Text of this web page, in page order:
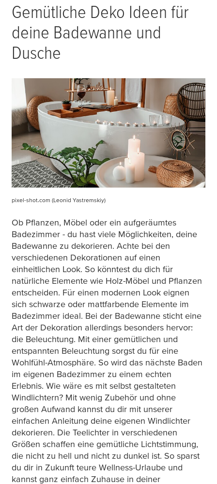
Gemütliche Deko Ideen für
deine Badewanne und
Dusche
pixel-shot.com (Leonid Yastremskiy)
Ob Pflanzen, Möbel oder ein aufgeräumtes
Badezimmer - du hast viele Möglichkeiten, deine
Badewanne zu dekorieren. Achte bei den
verschiedenen Dekorationen auf einen
einheitlichen Look. So könntest du dich für
natürliche Elemente wie Holz-Möbel und Pflanzen
entscheiden. Für einen modernen Look eignen
sich schwarze oder mattfarbende Elemente im
Badezimmer ideal. Bei der Badewanne sticht eine
Art der Dekoration allerdings besonders hervor:
die Beleuchtung. Mit einer gemütlichen und
entspannten Beleuchtung sorgst du für eine
Wohlfühl-Atmosphäre. So wird das nächste Baden
im eigenen Badezimmer zu einem echten
Erlebnis. Wie wäre es mit selbst gestalteten
Windlichtern? Mit wenig Zubehör und ohne
großen Aufwand kannst du dir mit unserer
einfachen Anleitung deine eigenen Windlichter
dekorieren. Die Teelichter in verschiedenen
Größen schaffen eine gemütliche Lichtstimmung,
die nicht zu hell und nicht zu dunkel ist. So sparst
du dir in Zukunft teure Wellness-Urlaube und
kannst ganz einfach Zuhause in deiner